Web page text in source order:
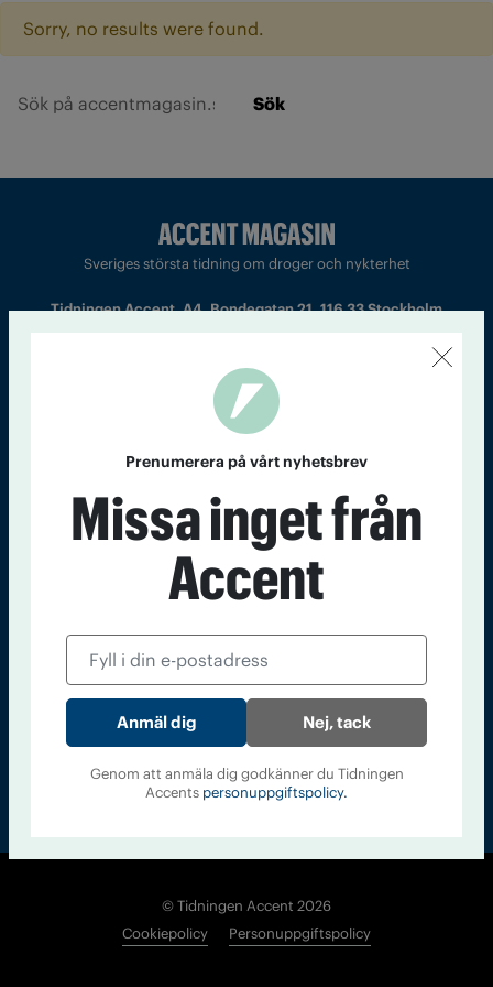
Sorry, no results were found.
Sök
Sveriges största tidning om droger och nykterhet
Tidningen Accent, A4, Bondegatan 21, 116 33 Stockholm
Chefredaktör och ansvarig utgivare: Barbro Janson Lundkvist,
barbro@a4.se.
Kontakt Om Tidningen Tidningsarkiv In English
Läs tidigare
Accent
© Tidningen Accent 2026
Cookiepolicy
Personuppgiftspolicy
Prenumerera på vårt nyhetsbrev
Missa inget från
Accent
Nej, tack
Genom att anmäla dig godkänner du Tidningen
Accents personuppgiftspolicy.